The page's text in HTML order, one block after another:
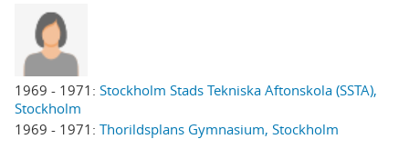
1969 - 1971: Stockholm Stads Tekniska Aftonskola (SSTA),
Stockholm
1969 - 1971: Thorildsplans Gymnasium, Stockholm